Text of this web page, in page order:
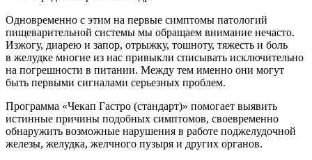
Одновременно с этим на первые симптомы патологий
пищеварительной системы мы обращаем внимание нечасто.
Изжогу, диарею и запор, отрыжку, тошноту, тяжесть и боль
в желудке многие из нас привыкли списывать исключительно
на погрешности в питании. Между тем именно они могут
быть первыми сигналами серьезных проблем.
Программа «Чекап Гастро (стандарт)» помогает выявить
истинные причины подобных симптомов, своевременно
обнаружить возможные нарушения в работе поджелудочной
железы, желудка, желчного пузыря и других органов.